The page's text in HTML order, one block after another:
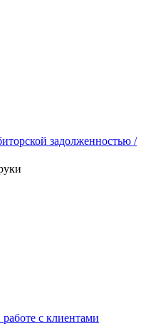
задолженностью /
с клиентами